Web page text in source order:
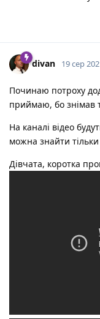
divan 19 сер
Починаю потроху
приймаю, бо знімав
На каналі відео
можна знайти
Дівчата, коротка